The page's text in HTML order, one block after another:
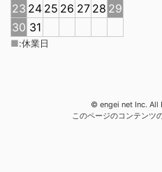
23 24 25 26 27 28 29
30 31
■:休業日
© engei net Inc. All
このページのコンテンツ